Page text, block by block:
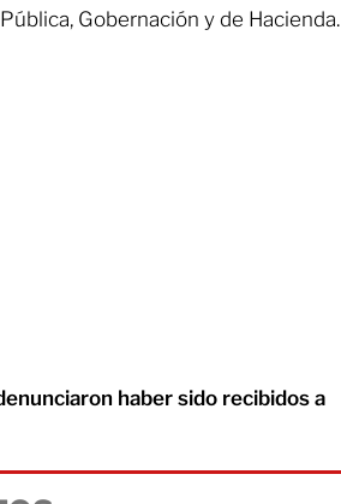
Gobernación y de Hacienda.
haber sido recibidos a